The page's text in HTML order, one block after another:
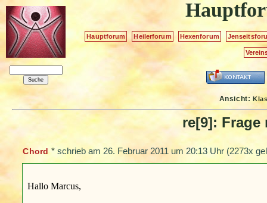
Hauptforum Heilerforum Hexenforum
Ansicht:
re[9]: Frage
Chord* schrieb am 26. Februar 2011 um 20:13 Uhr(2273x
Hallo Marcus,